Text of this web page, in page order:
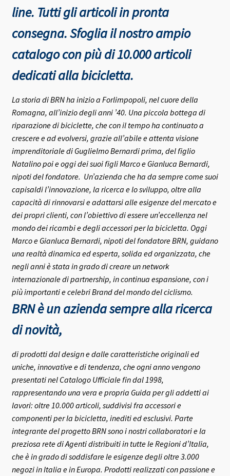
line. Tutti gli articoli in pronta
consegna.Sfoglia il nostro ampio
catalogo con più di 10.000 articoli
dedicati alla bicicletta.
La storia di BRN ha inizio a Forlimpopoli, nel cuore della
Romagna, all’inizio degli anni ’40. Una piccola bottega di
riparazione di biciclette, che con il tempo ha continuato a
crescere e ad evolversi, grazie all’abile e attenta visione
imprenditoriale di Guglielmo Bernardi prima, del figlio
Natalino poi e oggi dei suoi figli Marco e Gianluca Bernardi,
nipoti del fondatore. Un’azienda che ha da sempre come suoi
capisaldi l’innovazione, la ricerca e lo sviluppo, oltre alla
capacità di rinnovarsi e adattarsi alle esigenze del mercato e
dei propri clienti, con l’obiettivo di essere un’eccellenza nel
mondo dei ricambi e degli accessori per la bicicletta. Oggi
Marco e Gianluca Bernardi, nipoti del fondatore BRN, guidano
una realtà dinamica ed esperta, solida ed organizzata, che
negli anni è stata in grado di creare un network
internazionale di partnership, in continua espansione, con i
più importanti e celebri Brand del mondo del ciclismo.
BRN è un azienda sempre alla ricerca
di novità,
di prodotti dal design e dalle caratteristiche originali ed
uniche, innovative e di tendenza, che ogni anno vengono
presentati nel Catalogo Ufficiale fin dal 1998,
rappresentando una vera e propria Guida per gli addetti ai
lavori: oltre 10.000 articoli, suddivisi fra accessori e
componenti per la bicicletta, inediti ed esclusivi. Parte
integrante del progetto BRN sono i nostri collaboratori e la
preziosa rete di Agenti distribuiti in tutte le Regioni d’Italia,
che è in grado di soddisfare le esigenze degli oltre 3.000
negozi in Italia e in Europa. Prodotti realizzati con passione e